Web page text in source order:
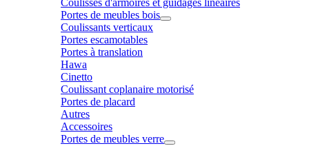
Coulisses d'armoires et guidages linéaires
Portes de meubles bois
Coulissants verticaux
Portes escamotables
Portes à translation
Hawa
Cinetto
Coulissant coplanaire motorisé
Portes de placard
Autres
Accessoires
Portes de meubles verre